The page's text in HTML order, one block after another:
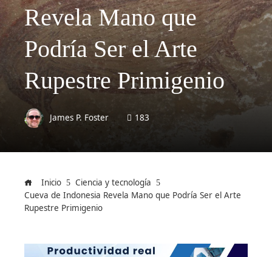
Revela Mano que
Podría Ser el Arte
Rupestre Primigenio
James P. Foster 183
Inicio
Ciencia y tecnología
Cueva de Indonesia Revela Mano que Podría Ser el Arte
Rupestre Primigenio